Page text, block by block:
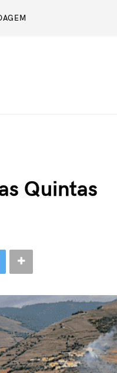
Quintas